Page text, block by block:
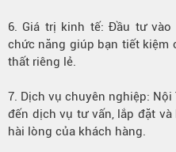
6. Giá trị kinh tế: Đầu tư
chức năng giúp bạn tiết kiệm
thất riêng lẻ.
7. Dịch vụ chuyên nghiệp:
đến dịch vụ tư vấn, lắp đặt
hài lòng của khách hàng.